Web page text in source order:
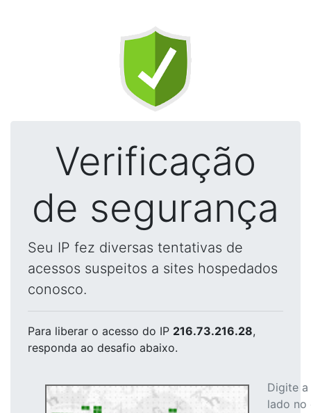
Verificação
de segurança
Seu IP fez diversas tentativas de
acessos suspeitos a sites hospedados
conosco.
Para liberar o acesso do IP 216.73.216.28,
responda ao desafio abaixo.
Digite
lado no